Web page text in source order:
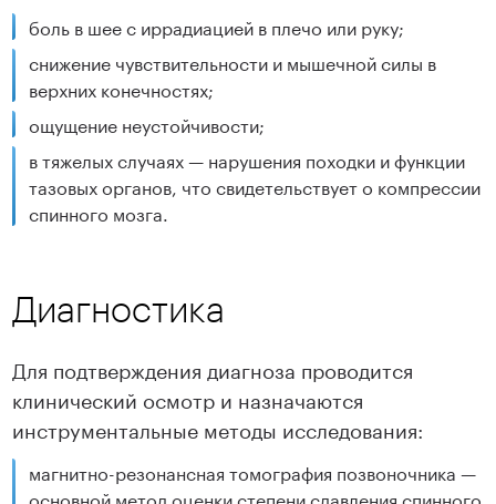
боль в шее с иррадиацией в плечо или руку;
снижение чувствительности и мышечной силы в
верхних конечностях;
ощущение неустойчивости;
в тяжелых случаях — нарушения походки и функции
тазовых органов, что свидетельствует о компрессии
спинного мозга.
Диагностика
Для подтверждения диагноза проводится
клинический осмотр и назначаются
инструментальные методы исследования:
магнитно-резонансная томография позвоночника —
основной метод оценки степени сдавления спинного